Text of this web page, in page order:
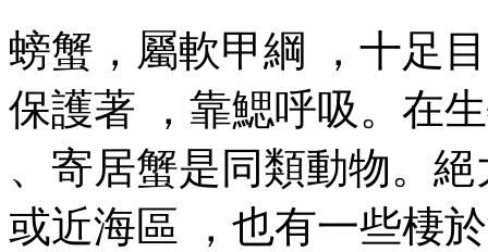
螃蟹 ，屬軟甲綱 ，十足
保護著 ，靠鰓呼吸 。在
、寄居蟹是同類動物
或近海區 ，也有一些棲